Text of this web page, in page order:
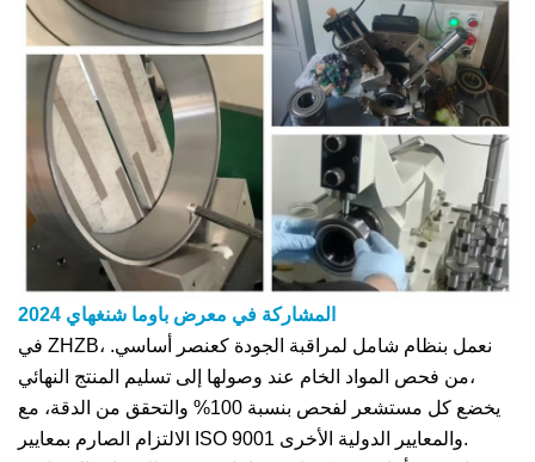
المشاركة في معرض باوما شنغهاي 2024
في ZHZB، نعمل بنظام شامل لمراقبة الجودة كعنصر أساسي.
من فحص المواد الخام عند وصولها إلى تسليم المنتج النهائي،
يخضع كل مستشعر لفحص بنسبة 100% والتحقق من الدقة، مع
الالتزام الصارم بمعايير ISO 9001 والمعايير الدولية الأخرى.